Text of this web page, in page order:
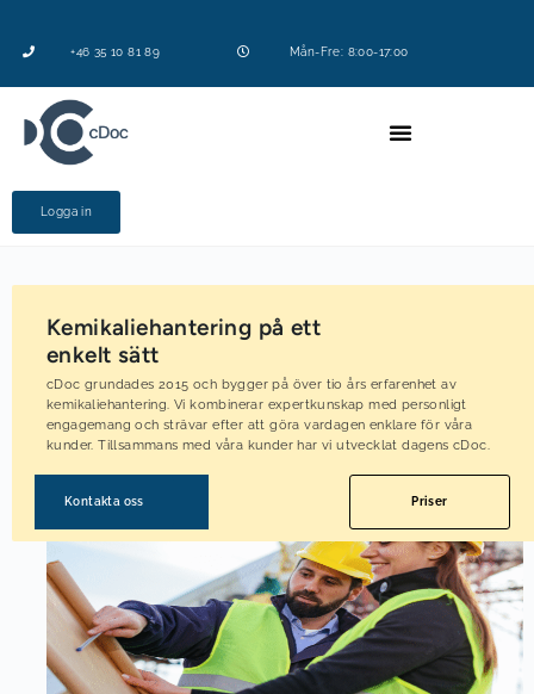
+46 35 10 81 89 Mån-Fre: 8:00-17:00
Logga in
Kemikaliehantering på ett
enkelt sätt
cDoc grundades 2015 och bygger på över tio års erfarenhet av
kemikaliehantering. Vi kombinerar expertkunskap med personligt
engagemang och strävar efter att göra vardagen enklare för våra
kunder. Tillsammans med våra kunder har vi utvecklat dagens cDoc.
Kontakta oss Priser